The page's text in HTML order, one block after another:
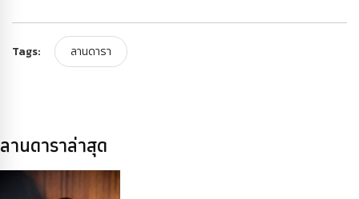
Tags: ลานดารา
ลานดาราล่าสุด